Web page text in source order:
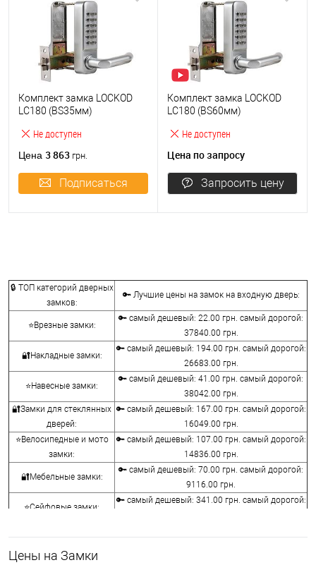
Не доступен
Комплект замка LOCKOD
LC180 (BS35мм)
Цена 3 863 грн.
Подписаться
Не доступен
Комплект замка LOCKOD
LC180 (BS60мм)
Цена по запросу
Запросить цену
🔒 ТОП категорий дверных
замков:
🔑 Лучшие цены на замок на входную дверь:
⭐Врезные замки:
🔑 самый дешевый: 22.00 грн. самый дорогой:
37840.00 грн.
🔐Накладные замки:
🔑 самый дешевый: 194.00 грн. самый дорогой:
26683.00 грн.
⭐Навесные замки:
🔑 самый дешевый: 41.00 грн. самый дорогой:
38042.00 грн.
🔐Замки для стеклянных
дверей:
🔑 самый дешевый: 167.00 грн. самый дорогой:
16049.00 грн.
⭐Велосипедные и мото
замки:
🔑 самый дешевый: 107.00 грн. самый дорогой:
14836.00 грн.
🔐Мебельные замки:
🔑 самый дешевый: 70.00 грн. самый дорогой:
9116.00 грн.
⭐Сейфовые замки:
🔑 самый дешевый: 341.00 грн. самый дорогой:
🔐Кодовые замки:
⭐Противопожарная
Цены на Замки